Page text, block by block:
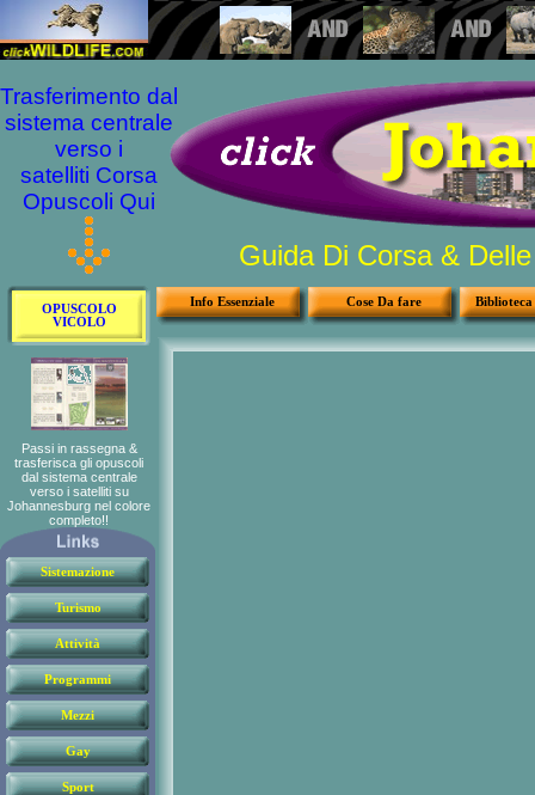
Guida Di Corsa &
Trasferimento dal
sistema centrale
verso i
satelliti Corsa
Opuscoli Qui
Info Essenziale Cose Da fare
OPUSCOLO
VICOLO
Passi in rassegna &
trasferisca gli opuscoli
dal sistema centrale
verso i satelliti su
Johannesburg nel colore
completo!!
Sistemazione
Turismo
Attività
Programmi
Mezzi
Gay
Sport